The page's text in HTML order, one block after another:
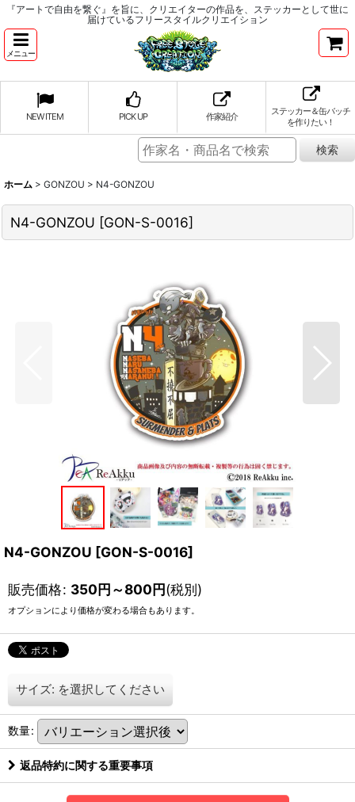
『アートで自由を繋ぐ』を旨に、クリエイターの作品を、ステッカーとして世に
届けているフリースタイルクリエイション
メニュー
NEW ITEM PICK UP 作家紹介
ステッカー＆缶バッチ
を作りたい！
ホーム > GONZOU > N4-GONZOU
N4-GONZOU [GON-S-0016]
N4-GONZOU [GON-S-0016]
販売価格: 350円～800円(税別)
オプションにより価格が変わる場合もあります。
サイズ: を選択してください
数量:
返品特約に関する重要事項